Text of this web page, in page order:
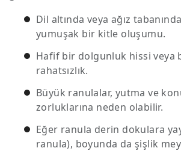
Dil altında veya ağız
yumuşak bir kitle oluşumu.
Hafif bir dolgunluk hissi veya
rahatsızlık.
Büyük ranulalar, yutma ve
zorluklarına neden olabilir.
Eğer ranula derin dokulara
ranula), boyunda da şişlik